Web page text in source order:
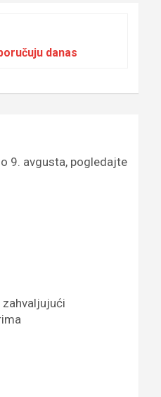
danas
9. avgusta, pogledajte
zahvaljujući